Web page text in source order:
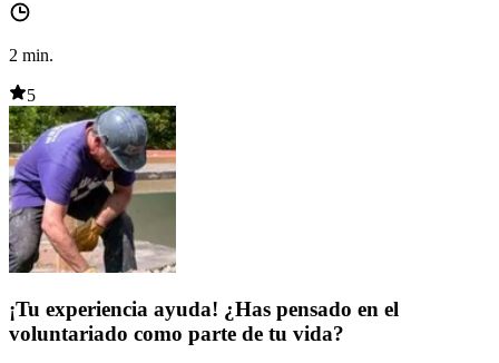
2 min.
5
¡Tu experiencia ayuda! ¿Has pensado en el
voluntariado como parte de tu vida?